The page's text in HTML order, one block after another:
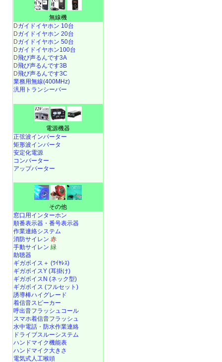
無線機
Dガイドイヤホン 10台
Dガイドイヤホン 20台
Dガイドイヤホン 50台
Dガイドイヤホン100台
D飛び声るんです3A
D飛び声るんです3B
D飛び声るんです3C
業務用無線(400MHz)
汎用トランシーバー
電源機器
正弦波インバーター
矩形波インバータ
安定化電源
コンバーター
アップバーター
その他
窓口用インターホン
順番表示器・番号表示器
作業連絡システム
消防サイレン 赤
手動サイレン 緑
助聴器
ギガボイス＋ (ﾜｲﾔﾚｽ)
ギガボイスY (耳掛け)
ギガボイスN (ネック型)
ギガボイス (フルセット)
誘導棒ハイグレード
着信音スピーカー
呼出音フラッシュコール
スマホ着信音フラッシュ
水中電話 ・ 防水作業連絡
ドライブスルーシステム
ハンドマイク機能表
ハンドマイク大きさ
電気式人工喉頭